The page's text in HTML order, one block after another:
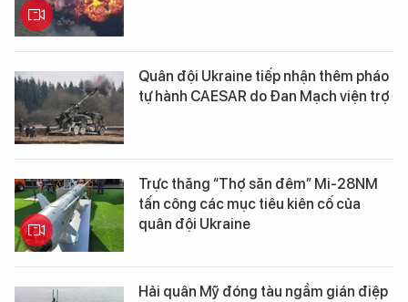
Quân đội Ukraine tiếp nhận thêm pháo
tự hành CAESAR do Đan Mạch viện trợ
Trực thăng “Thợ săn đêm” Mi-28NM
tấn công các mục tiêu kiên cố của
quân đội Ukraine
Hải quân Mỹ đóng tàu ngầm gián điệp